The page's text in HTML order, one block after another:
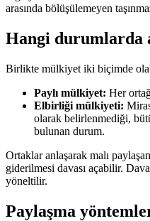
arasında bölüşülemeyen
Hangi durumlarda
Birlikte mülkiyet iki biçimde
Paylı mülkiyet: Her
Elbirliği mülkiyeti:
olarak belirlenmediği,
bulunan durum.
Ortaklar anlaşarak malı
giderilmesi davası açabilir.
yöneltilir.
Paylaşma